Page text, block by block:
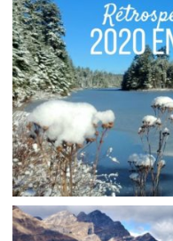
MA
Audrey